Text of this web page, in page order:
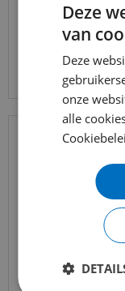
In
t/m 14
echter
gewend
Voor
Deze
van
Deze
onze
alle